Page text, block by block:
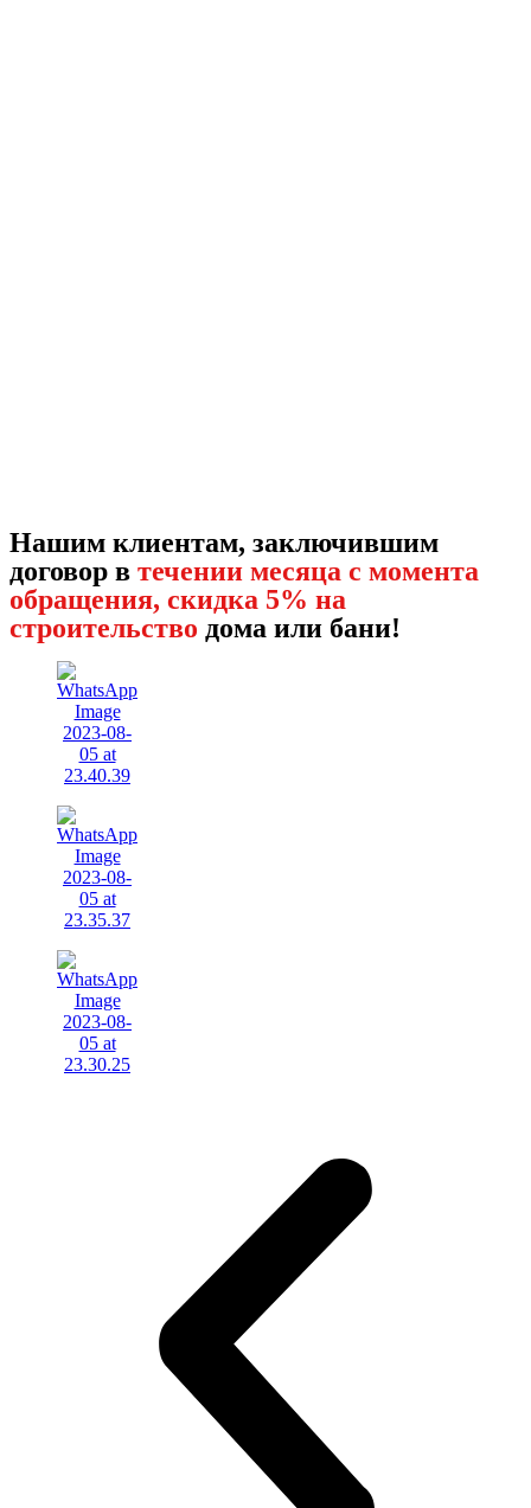
Нашим клиентам, заключившим
договор в течении месяца с момента
обращения, скидка 5% на
строительство дома или бани!